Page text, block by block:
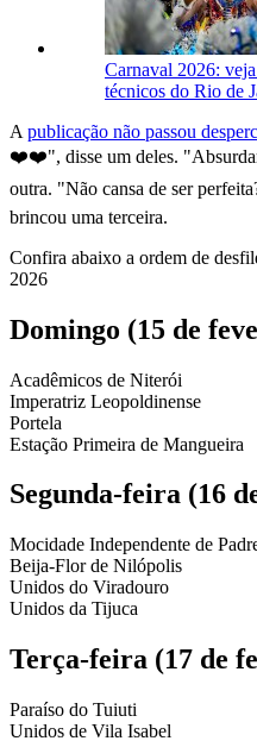
Carnaval 2026:
técnicos do Rio de
A publicação não passou
❤️❤️", disse um deles.
outra. "Não cansa de ser
brincou uma terceira.
Confira abaixo a ordem de
2026
Domingo (15 de
Acadêmicos de Niterói
Imperatriz Leopoldinense
Portela
Estação Primeira de Mangueira
Segunda-feira (16
Mocidade Independente de
Beija-Flor de Nilópolis
Unidos do Viradouro
Unidos da Tijuca
Terça-feira (17 de
Paraíso do Tuiuti
Unidos de Vila Isabel